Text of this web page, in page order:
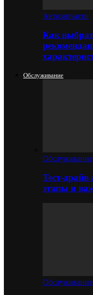
Автозапчасти
Как
Обслуживание
Обслуживание
Тест-драйв
этапы и
Обслуживание